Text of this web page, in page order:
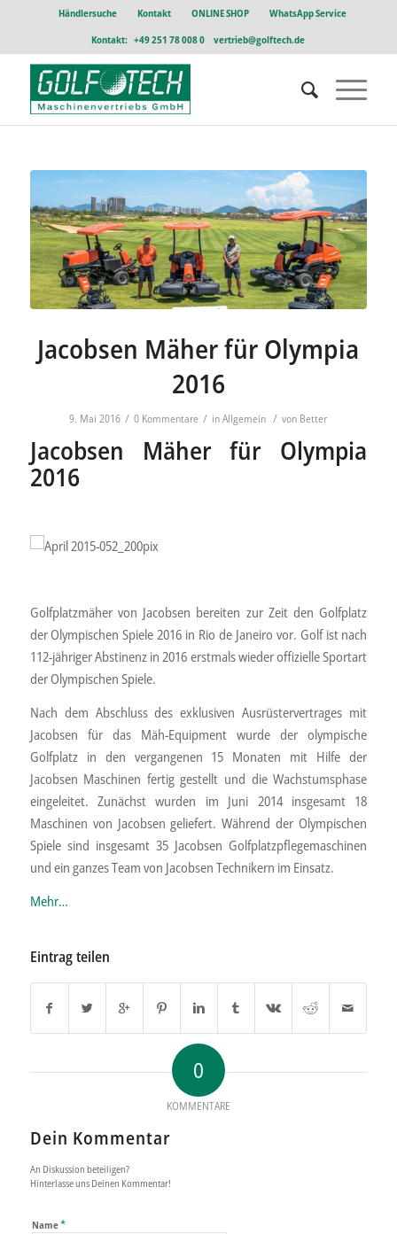
Händlersuche Kontakt ONLINE SHOP
WhatsApp Service
Kontakt: +49 251 78 008 0 vertrieb@golftech.de
Jacobsen Mäher für Olympia
2016
9. Mai 2016 / 0 Kommentare / inAllgemein / von Better
Jacobsen Mäher für Olympia
2016
April 2015-052_200pix
Golfplatzmäher von Jacobsen bereiten zur Zeit den Golfplatz
der Olympischen Spiele 2016 in Rio de Janeiro vor. Golf ist nach
112-jähriger Abstinenz in 2016 erstmals wieder offizielle Sportart
der Olympischen Spiele.
Nach dem Abschluss des exklusiven Ausrüstervertrages mit
Jacobsen für das Mäh-Equipment wurde der olympische
Golfplatz in den vergangenen 15 Monaten mit Hilfe der
Jacobsen Maschinen fertig gestellt und die Wachstumsphase
eingeleitet. Zunächst wurden im Juni 2014 insgesamt 18
Maschinen von Jacobsen geliefert. Während der Olympischen
Spiele sind insgesamt 35 Jacobsen Golfplatzpflegemaschinen
und ein ganzes Team von Jacobsen Technikern im Einsatz.
Mehr…
Eintrag teilen
0
KOMMENTARE
Dein Kommentar
An Diskussion beteiligen?
Hinterlasse uns Deinen Kommentar!
Name*